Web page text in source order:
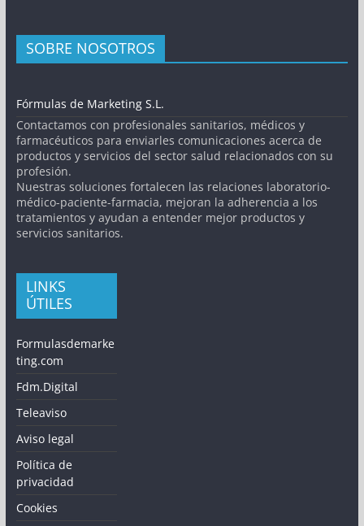
SOBRE NOSOTROS
Fórmulas de Marketing S.L.
Contactamos con profesionales sanitarios, médicos y
farmacéuticos para enviarles comunicaciones acerca de
productos y servicios del sector salud relacionados con su
profesión.
Nuestras soluciones fortalecen las relaciones laboratorio-
médico-paciente-farmacia, mejoran la adherencia a los
tratamientos y ayudan a entender mejor productos y
servicios sanitarios.
LINKS
ÚTILES
Formulasdemarke
ting.com
Fdm.Digital
Teleaviso
Aviso legal
Política de
privacidad
Cookies